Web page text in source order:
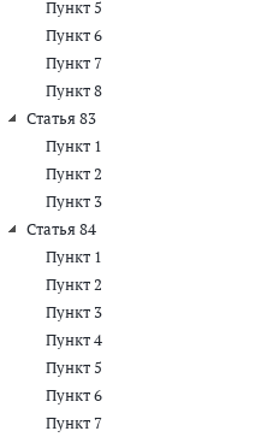
Пункт 5
Пункт 6
Пункт 7
Пункт 8
Статья 83
Пункт 1
Пункт 2
Пункт 3
Статья 84
Пункт 1
Пункт 2
Пункт 3
Пункт 4
Пункт 5
Пункт 6
Пункт 7